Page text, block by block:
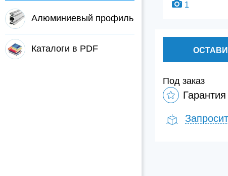
Алюминиевый профиль
Каталоги в PDF
1
Под заказ